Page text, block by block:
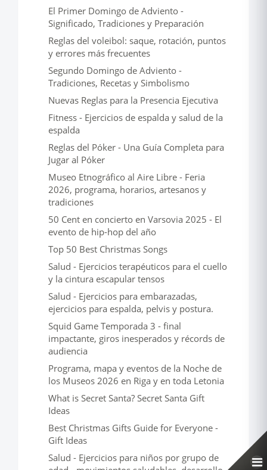
El Primer Domingo de Adviento -
Significado, Tradiciones y Preparación
Reglas del voleibol: saque, rotación, puntos
y errores más frecuentes
Segundo Domingo de Adviento -
Tradiciones, Recetas y Simbolismo
Nuevas Reglas para la Presencia Ejecutiva
Fitness - Ejercicios de espalda y salud de la
espalda
Reglas del Póker - Una Guía Completa para
Jugar al Póker
Museo Etnográfico al Aire Libre - Feria
2026, programa, horarios, artesanos y
tradiciones
50 Cent en concierto en Varsovia 2025 - El
evento de hip-hop del año
Top 50 Best Christmas Songs
Salud - Ejercicios terapéuticos para el cuello
y la cintura escapular tensos
Salud - Ejercicios para embarazadas,
ejercicios para espalda, pelvis y postura.
Squid Game Temporada 3 - final
impactante, giros inesperados y récords de
audiencia
Programa, mapa y eventos de la Noche de
los Museos 2026 en Riga y en toda Letonia
What is Secret Santa? Secret Santa Gift
Ideas
Best Christmas Gifts Guide for Everyone -
Gift Ideas
Salud - Ejercicios para niños por grupo de